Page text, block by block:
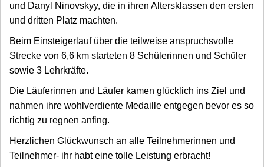
und Danyl Ninovskyy, die in ihren Altersklassen den ersten
und dritten Platz machten.
Beim Einsteigerlauf über die teilweise anspruchsvolle
Strecke von 6,6 km starteten 8 Schülerinnen und Schüler
sowie 3 Lehrkräfte.
Die Läuferinnen und Läufer kamen glücklich ins Ziel und
nahmen ihre wohlverdiente Medaille entgegen bevor es so
richtig zu regnen anfing.
Herzlichen Glückwunsch an alle Teilnehmerinnen und
Teilnehmer- ihr habt eine tolle Leistung erbracht!